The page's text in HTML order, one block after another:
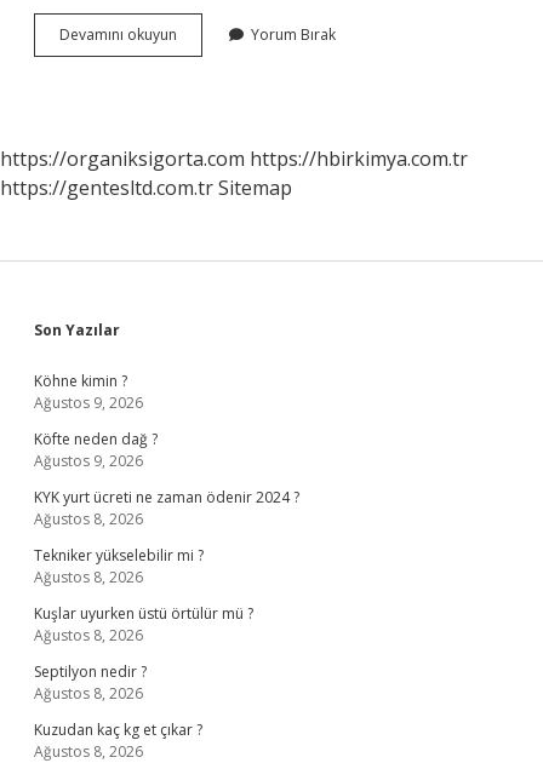
Devamını okuyun
Hemşiresi
Yorum Bırak
https://organiksigorta.com https://hbirkimya.com.tr
https://gentesltd.com.trSitemap
Sidebar
Son Yazılar
Köhne kimin ?
Ağustos 9, 2026
Köfte neden dağ ?
Ağustos 9, 2026
KYK yurt ücreti ne zaman ödenir 2024 ?
Ağustos 8, 2026
Tekniker yükselebilir mi ?
Ağustos 8, 2026
Kuşlar uyurken üstü örtülür mü ?
Ağustos 8, 2026
Septilyon nedir ?
Ağustos 8, 2026
Kuzudan kaç kg et çıkar ?
Ağustos 8, 2026